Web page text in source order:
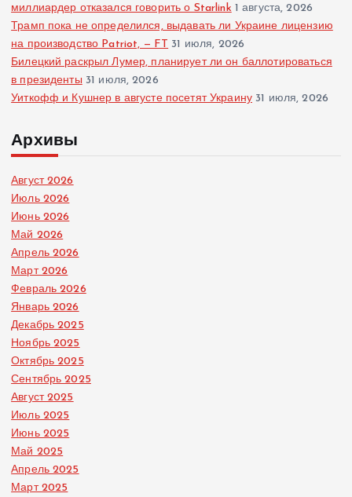
миллиардер отказался говорить о Starlink 1 августа, 2026
Трамп пока не определился, выдавать ли Украине лицензию
на производство Patriot, — FT 31 июля, 2026
Билецкий раскрыл Лумер, планирует ли он баллотироваться
в президенты 31 июля, 2026
Уиткофф и Кушнер в августе посетят Украину 31 июля, 2026
Архивы
Август 2026
Июль 2026
Июнь 2026
Май 2026
Апрель 2026
Март 2026
Февраль 2026
Январь 2026
Декабрь 2025
Ноябрь 2025
Октябрь 2025
Сентябрь 2025
Август 2025
Июль 2025
Июнь 2025
Май 2025
Апрель 2025
Март 2025